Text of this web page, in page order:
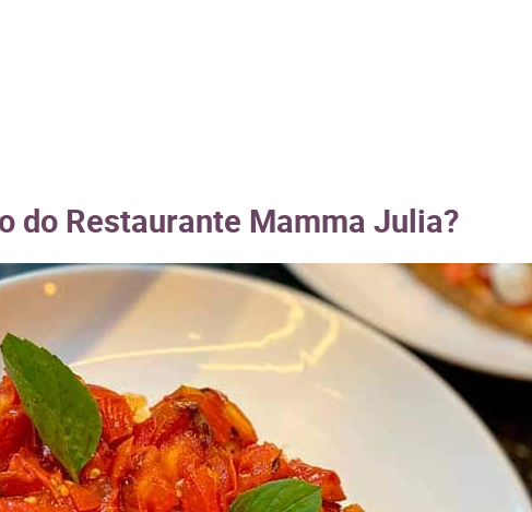
do Restaurante Mamma Julia?